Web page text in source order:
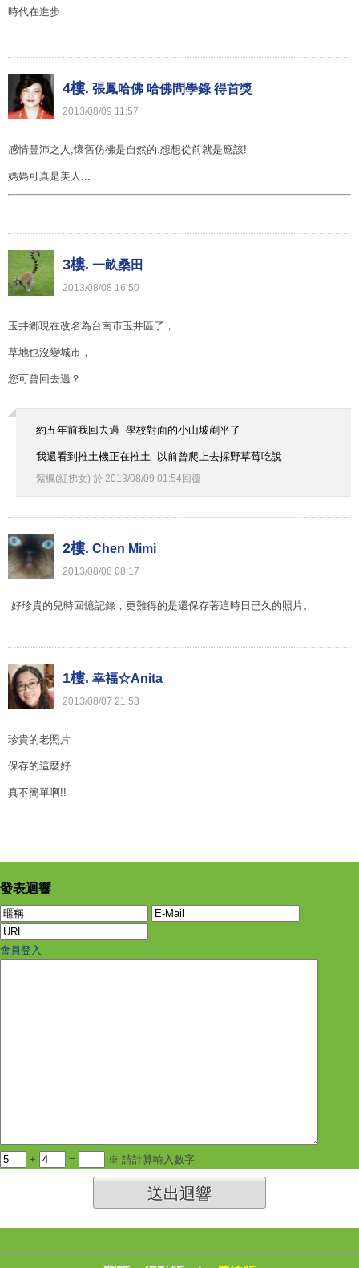
時代在進步
4樓. 張鳳哈佛 哈佛問學錄 得首獎
2013/08/09 11 :57
感情豐沛之人,懷舊仿彿是自然的.想想從前就是應該!
媽媽可真是美人...
3樓. 一畝桑田
2013/08/08 16:50
玉井鄉現在改名為台南市玉井區了，
草地也沒變城市，
您可曾回去過？
約五年前我回去過 學校對面的小山坡剷平了
我還看到推土機正在推土 以前曾爬上去採野草莓吃說
紫楓(紅拂女) 於 2013/08/09 01 :54回覆
2樓. Chen Mimi
2013/08/08 08:17
好珍貴的兒時回憶記錄，更難得的是還保存著這時日已久的照片。
1樓. 幸福☆Anita
2013/08/07 21 :53
珍貴的老照片
保存的這麼好
真不簡單啊!!
發表迴響
會員登入
+ = ※ 請計算輸入數字
送出迴響